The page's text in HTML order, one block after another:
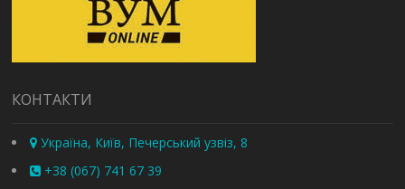
КОНТАКТИ
Україна, Київ, Печерський узвіз, 8
+38 (067) 741 67 39